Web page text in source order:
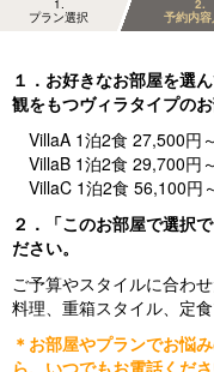
1
プラン選択
2
予約内容
１．お好きなお部屋を選
観をもつヴィラタイプのお
VillaA 1泊2食 27,500円～
VillaB 1泊2食 29,700円～
VillaC 1泊2食 56,100円
２．「このお部屋で選択
ださい。
ご予算やスタイルに合わ
料理、重箱スタイル、定食
＊お部屋やプランでお悩
ら、いつでもお電話くださ